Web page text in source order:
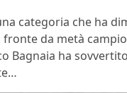
categoria che ha
da metà
Bagnaia ha